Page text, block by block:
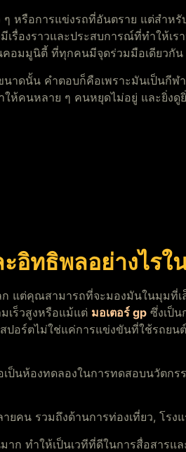
ๆ หรือการแข่งรถที่อันตราย แต่สำ
รื่องราวและประสบการณ์ที่ทำให้เร
อมมูนิตี้ ที่ทุกคนมีจุดร่วมมือเดียวกั
ดนั้น คำตอบก็คือเพราะมันเป็นกีฬ
ห้คนหลาย ๆ คนหยุดไม่อยู่ และยิ่งดู
อิทธิพลอย่างไรใ
แต่คุณสามารถที่จะมองมันในมุมที่
เร็วสูงหรือแม้แต่ มอเตอร์ gp ซึ่งเป็
อร์ตไม่ใช่แค่การแข่งขันที่ใช้รถย
ป็นห้องทดลองในการทดสอบนวัตก
ยคน รวมถึงด้านการท่องเที่ยว, โรง
ก ทำให้เป็นเวทีที่ดีในการสื่อสาร